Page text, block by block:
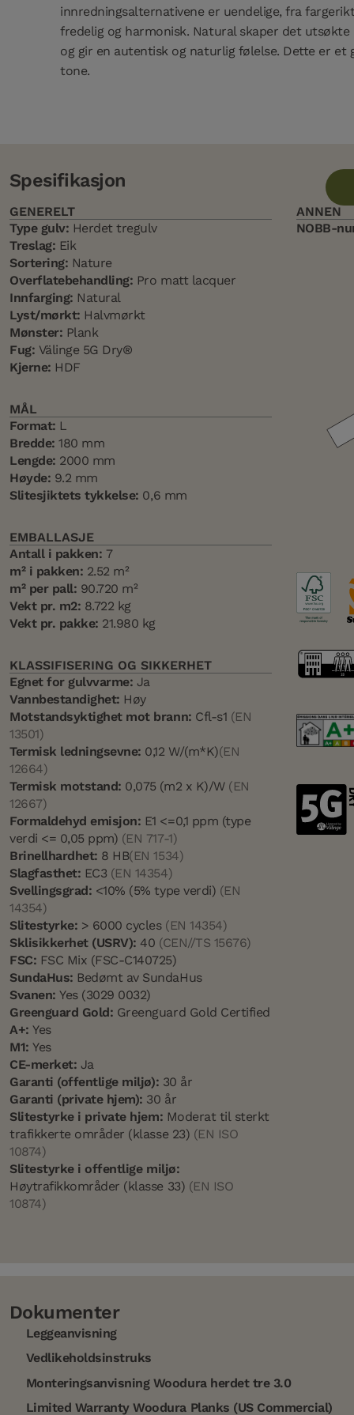
innredningsalternativene er uendelige, fra
fredelig og harmonisk. Natural skaper det
og gir en autentisk og naturlig følelse. Dette er et
tone.
Spesifikasjon
GENERELT
Type gulv: Herdet tregulv
Treslag: Eik
Sortering: Nature
Overflatebehandling: Pro matt lacquer
Innfarging: Natural
Lyst/mørkt: Halvmørkt
Mønster: Plank
Fug: Välinge 5G Dry®
Kjerne: HDF
MÅL
Format: L
Bredde: 180 mm
Lengde: 2000 mm
Høyde: 9.2 mm
Slitesjiktets tykkelse: 0,6 mm
EMBALLASJE
Antall i pakken: 7
m² i pakken: 2.52 m²
m² per pall: 90.720 m²
Vekt pr. m2: 8.722 kg
Vekt pr. pakke: 21.980 kg
KLASSIFISERING OG SIKKERHET
Egnet for gulvvarme: Ja
Vannbestandighet: Høy
Motstandsyktighet mot brann: Cfl-s1 (EN
13501)
Termisk ledningsevne: 0,12 W/(m*K)(EN
12664)
Termisk motstand: 0,075 (m2 x K)/W (EN
12667)
Formaldehyd emisjon: E1 <=0,1 ppm (type
verdi <= 0,05 ppm) (EN 717-1)
Brinellhardhet: 8 HB(EN 1534)
Slagfasthet: EC3 (EN 14354)
Svellingsgrad: <10% (5% type verdi) (EN
14354)
Slitestyrke: > 6000 cycles (EN 14354)
Sklisikkerhet (USRV): 40 (CEN//TS 15676)
FSC: FSC Mix (FSC-C140725)
SundaHus: Bedømt av SundaHus
Svanen: Yes (3029 0032)
Greenguard Gold: Greenguard Gold Certified
A+: Yes
M1: Yes
CE-merket: Ja
Garanti (offentlige miljø): 30 år
Garanti (private hjem): 30 år
Slitestyrke i private hjem: Moderat til sterkt
trafikkerte områder (klasse 23) (EN ISO
10874)
Slitestyrke i offentlige miljø:
Høytrafikkområder (klasse 33) (EN ISO
10874)
ANNEN
NOBB-
Dokumenter
Leggeanvisning
Vedlikeholdsinstruks
Monteringsanvisning Woodura herdet tre 3.0
Limited Warranty Woodura Planks (US Commercial)